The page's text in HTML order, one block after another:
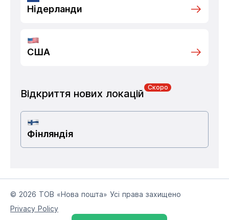
Нідерланди
США
Відкриття нових локацій
Скоро
Фінляндія
© 2026 ТОВ «Нова пошта» Усі права захищено
Privacy Policy